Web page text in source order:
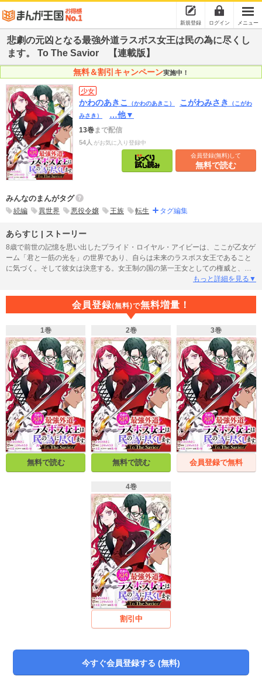
新規登録 ログイン メニュー
悲劇の元凶となる最強外道ラスボス女王は民の為に尽くし
ます。 To The Savior 【連載版】
無料＆割引キャンペーン実施中！
少女
かわのあきこ （かわのあきこ） こがわみさき
（こがわ
みさき）
…他▼
13巻まで配信
54人 がお気に入り登録中
会員登録(無料)して
無料で読む
みんなのまんがタグ
続編 異世界 悪役令嬢 王族 転生 タグ編集
あらすじ | ストーリー
8歳で前世の記憶を思い出したプライド・ロイヤル・アイビーは、ここが乙女ゲ
ーム「君と一筋の光を」の世界であり、自らは未来のラスボス女王であること
に気づく。そして彼女は決意する。女王制の国の第一王女としての権威と、ラ
スボスのチート能力を駆使して、攻略者の悲劇を防ぎ、この国の民の為に尽く
ドとアーサーは、ステイル・ティアラと共に二人の屋敷へと向かっていた。そ
してある罪人との再会が、プライド達の未来を大きく動かしていき……？ ア
イリスNEOの大人気作品を公式コミカライズ、待望の新章！ 【本商品は単話
コンテンツとなります。単行本版と収録内容が異なる場合がございます。漫画
内の告知等は過去のものとなりますので、ご注意ください。】
もっと詳細を見る▼
会員登録(無料)で無料増量！
1巻
無料で読む
2巻
無料で読む
3巻
会員登録で無料
4巻
割引中
今すぐ会員登録する (無料)